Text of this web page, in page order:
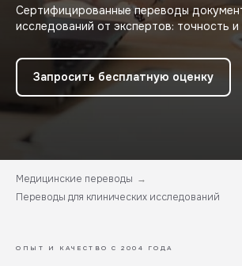
Сертифицированные переводы
исследований от экспертов: точность и
Запросить бесплатную оценку
Медицинские переводы →
Переводы для клинических исследований
ОПЫТ И КАЧЕСТВО С 2004 ГОДА